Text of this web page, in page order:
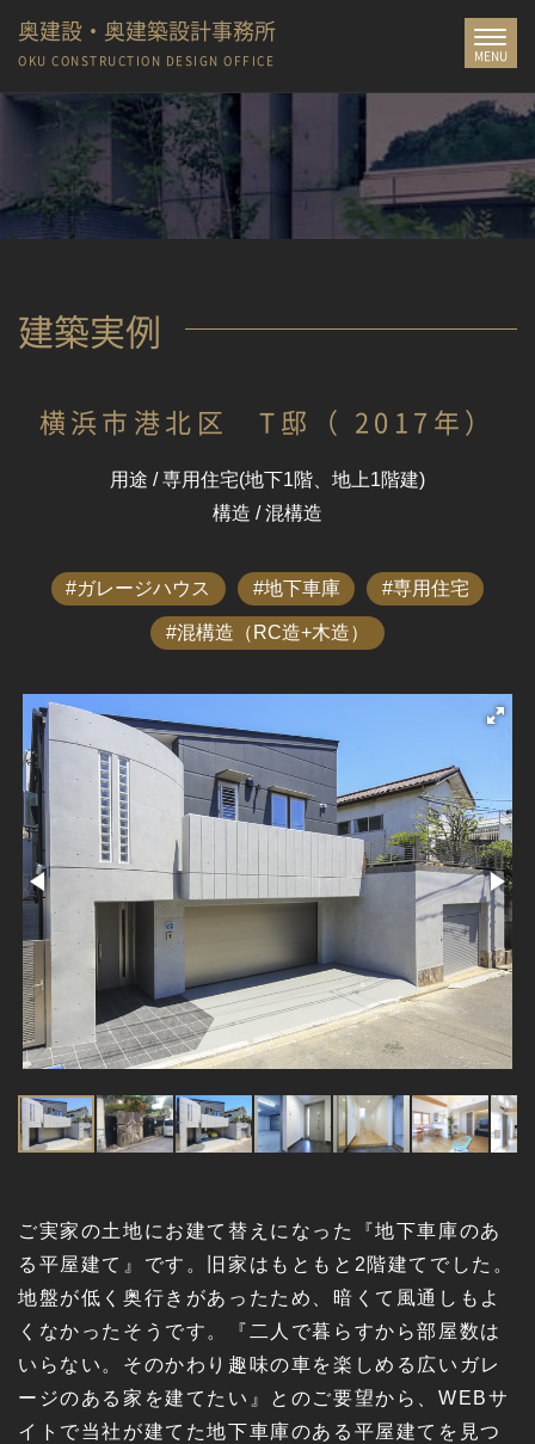
Toggle
MENU
奥建設・奥建築設計事務所
OKU CONSTRUCTION DESIGN OFFICE
建築実例
横浜市港北区 T邸（ 2017年）
用途 / 専用住宅(地下1階、地上1階建)
構造 / 混構造
ガレージハウス 地下車庫 専用住宅
混構造（RC造+木造）
ご実家の土地にお建て替えになった『地下車庫のあ
る平屋建て』です。旧家はもともと2階建てでした。
地盤が低く奥行きがあったため、暗くて風通しもよ
くなかったそうです。『二人で暮らすから部屋数は
いらない。そのかわり趣味の車を楽しめる広いガレ
ージのある家を建てたい』とのご要望から、WEBサ
イトで当社が建てた地下車庫のある平屋建てを見つ